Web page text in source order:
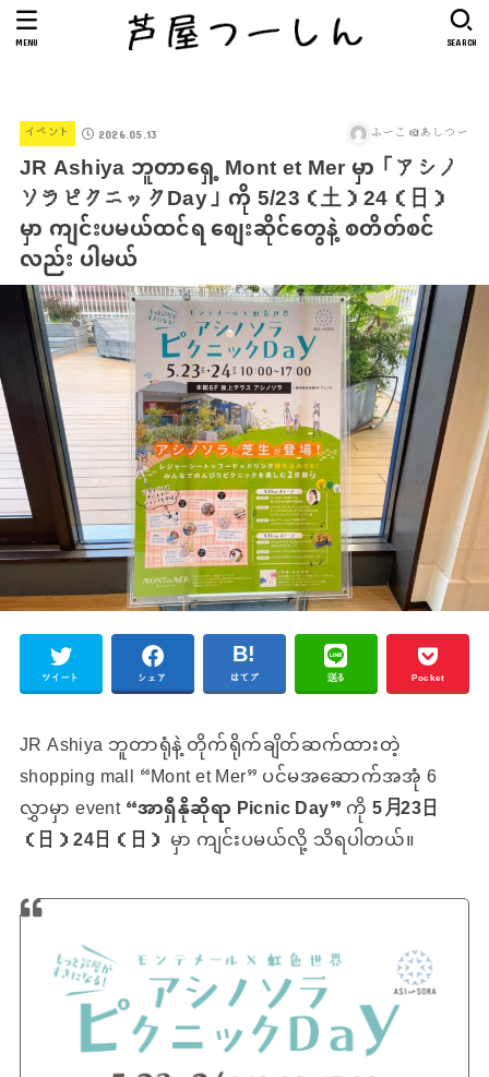
SEARCH
MENU
イベント 2026.05.13 ふーこ＠あしつー
JR Ashiya ဘူတာရှေ့ Mont et Mer မှာ「アシノ
ソラピクニックDay」ကို 5/23（土）24（日）
မှာ ကျင်းပမယ်ထင်ရ စျေးဆိုင်တွေနဲ့ စတိတ်စင်
လည်း ပါမယ်
ツイート シェア はてブ 送る Pocket
JR Ashiya ဘူတာရုံနဲ့ တိုက်ရိုက်ချိတ်ဆက်ထားတဲ့
shopping mall “Mont et Mer” ပင်မအဆောက်အအုံ 6
လွှာမှာ event“အာရှီနိုဆိုရာ Picnic Day”ကို5月23日
（日）24日（日） မှာ ကျင်းပမယ်လို့ သိရပါတယ်။